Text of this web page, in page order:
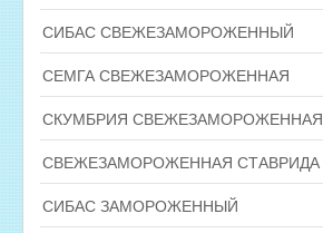
СИБАС СВЕЖЕЗАМОРОЖЕННЫЙ
СЕМГА СВЕЖЕЗАМОРОЖЕННАЯ
СКУМБРИЯ СВЕЖЕЗАМОРОЖЕННАЯ
СВЕЖЕЗАМОРОЖЕННАЯ СТАВРИДА
СИБАС ЗАМОРОЖЕННЫЙ